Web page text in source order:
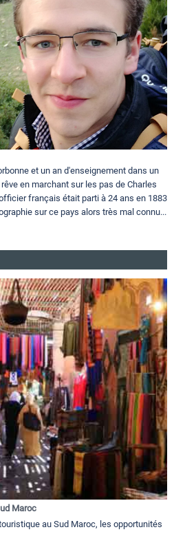
et un an d'enseignement dans un
en marchant sur les pas de Charles
français était parti à 24 ans en 1883
sur ce pays alors très mal connu...
Maroc
au Sud Maroc, les opportunités